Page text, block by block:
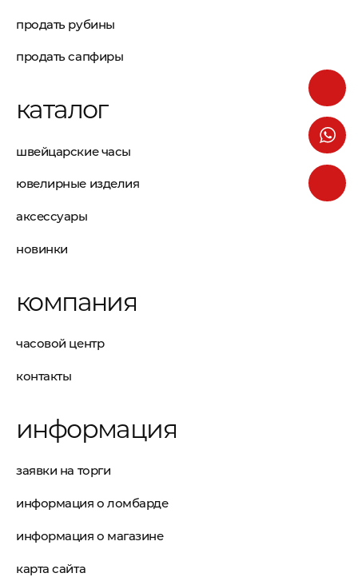
продать рубины
продать сапфиры
каталог
швейцарские часы
ювелирные изделия
аксессуары
новинки
компания
часовой центр
контакты
информация
заявки на торги
информация о ломбарде
информация о магазине
карта сайта